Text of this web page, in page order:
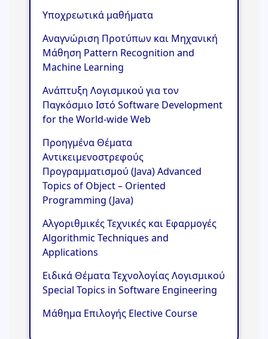
Υποχρεωτικά μαθήματα
Αναγνώριση Προτύπων και Μηχανική
Μάθηση Pattern Recognition and
Machine Learning
Ανάπτυξη Λογισμικού για τον
Παγκόσμιο Ιστό Software Development
for the World-wide Web
Προηγμένα Θέματα
Αντικειμενοστρεφούς
Προγραμματισμού (Java) Advanced
Topics of Object – Oriented
Programming (Java)
Αλγοριθμικές Τεχνικές και Εφαρμογές
Algorithmic Techniques and
Applications
Ειδικά Θέματα Τεχνολογίας Λογισμικού
Special Topics in Software Engineering
Μάθημα Επιλογής Elective Course